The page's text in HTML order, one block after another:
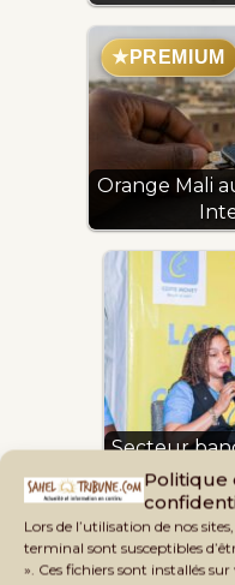
Politique
Lors de l’utilisation de nos
terminal sont susceptibles
». Ces fichiers sont installés
★PREMIUM
Orange Mali
Secteur
Coris